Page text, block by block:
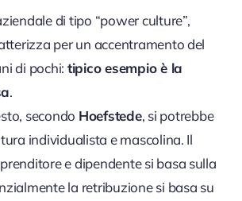
di tipo “power culture”,
per un accentramento del
di pochi: tipico esempio è la
.
secondo Hoefstede, si potrebbe
individualista e mascolina. Il
e dipendente si basa sulla
la retribuzione si basa su